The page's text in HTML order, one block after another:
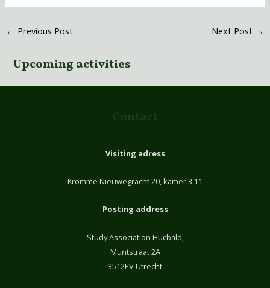
← Previous Post Next Post →
Upcoming activities
Contact
Visiting adress
Kromme Nieuwegracht 20, kamer 3.11
Posting address
Study Association Hucbald,
Muntstraat 2A
3512EV Utrecht